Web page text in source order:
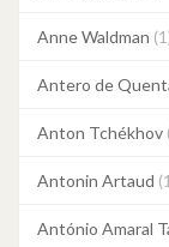
Anne Waldman
Antero de
Anton Tchékhov
Antonin Artaud
António Amaral